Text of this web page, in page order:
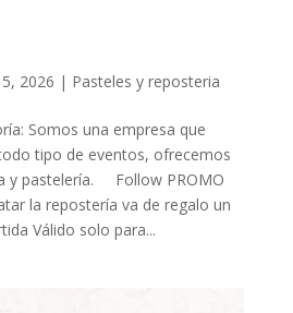
2026 | Pasteles y reposteria
Somos una empresa que
tipo de eventos, ofrecemos
y pastelería. Follow PROMO
la repostería va de regalo un
Válido solo para...